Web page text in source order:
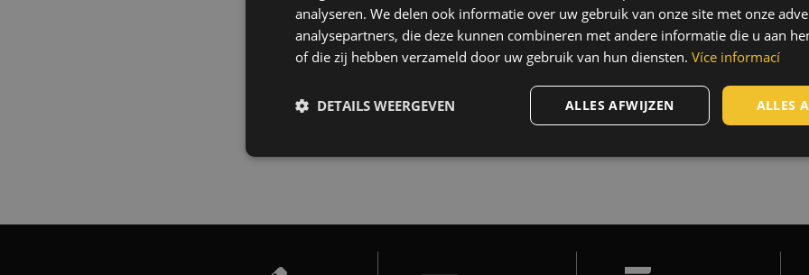
analyseren. We delen ook informatie over uw gebruik van onze site met onze
analysepartners, die deze kunnen combineren met andere informatie die u aan
of die zij hebben verzameld door uw gebruik van hun diensten. Více informací
ALLES
ALLES AFWIJZEN
DETAILS WEERGEVEN